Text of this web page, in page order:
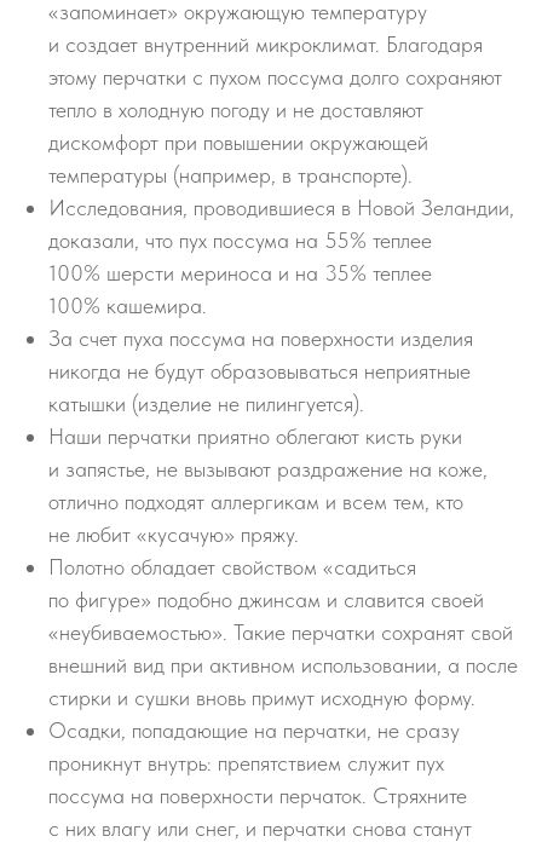
«запоминает» окружающую температуру
и создает внутренний микроклимат. Благодаря
этому перчатки с пухом поссума долго сохраняют
тепло в холодную погоду и не доставляют
дискомфорт при повышении окружающей
температуры (например, в транспорте).
Исследования, проводившиеся в Новой Зеландии,
доказали, что пух поссума на 55% теплее
100% шерсти мериноса и на 35% теплее
100% кашемира.
За счет пуха поссума на поверхности изделия
никогда не будут образовываться неприятные
катышки (изделие не пилингуется).
Наши перчатки приятно облегают кисть руки
и запястье, не вызывают раздражение на коже,
отлично подходят аллергикам и всем тем, кто
не любит «кусачую» пряжу.
Полотно обладает свойством «садиться
по фигуре» подобно джинсам и славится своей
«неубиваемостью». Такие перчатки сохранят свой
внешний вид при активном использовании, а после
стирки и сушки вновь примут исходную форму.
Осадки, попадающие на перчатки, не сразу
проникнут внутрь: препятствием служит пух
поссума на поверхности перчаток. Стряхните
с них влагу или снег, и перчатки снова станут